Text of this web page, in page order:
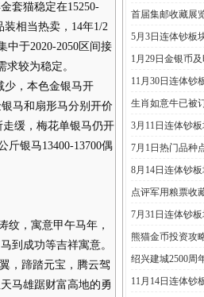
套猫稳定在15250-
装相当热卖，14年1/2
中于2020-2050区间接
较为稳定。
，本色金银马开
马和扇形马分别开价
走缓，梅花单银马仍开
斤银马13400-13700偶
，寓意甲午马年，
到成功等吉祥寓意。
，蹄踏元宝，腾云驾
马雄踞财富高地的勇
首届集邮收藏展
5月3日连体钞板
1月29日金银币
11月30日连体钞
生肖如意牛已被
3月11日连体钞
7月1日热门品种
8月14日连体钞
点评军用粮票收
7月31日连体钞
熊猫金币投资攻
绍兴建城2500周
11月14日连体钞